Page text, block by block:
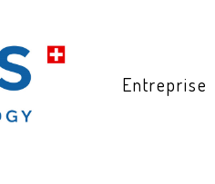
Entreprise